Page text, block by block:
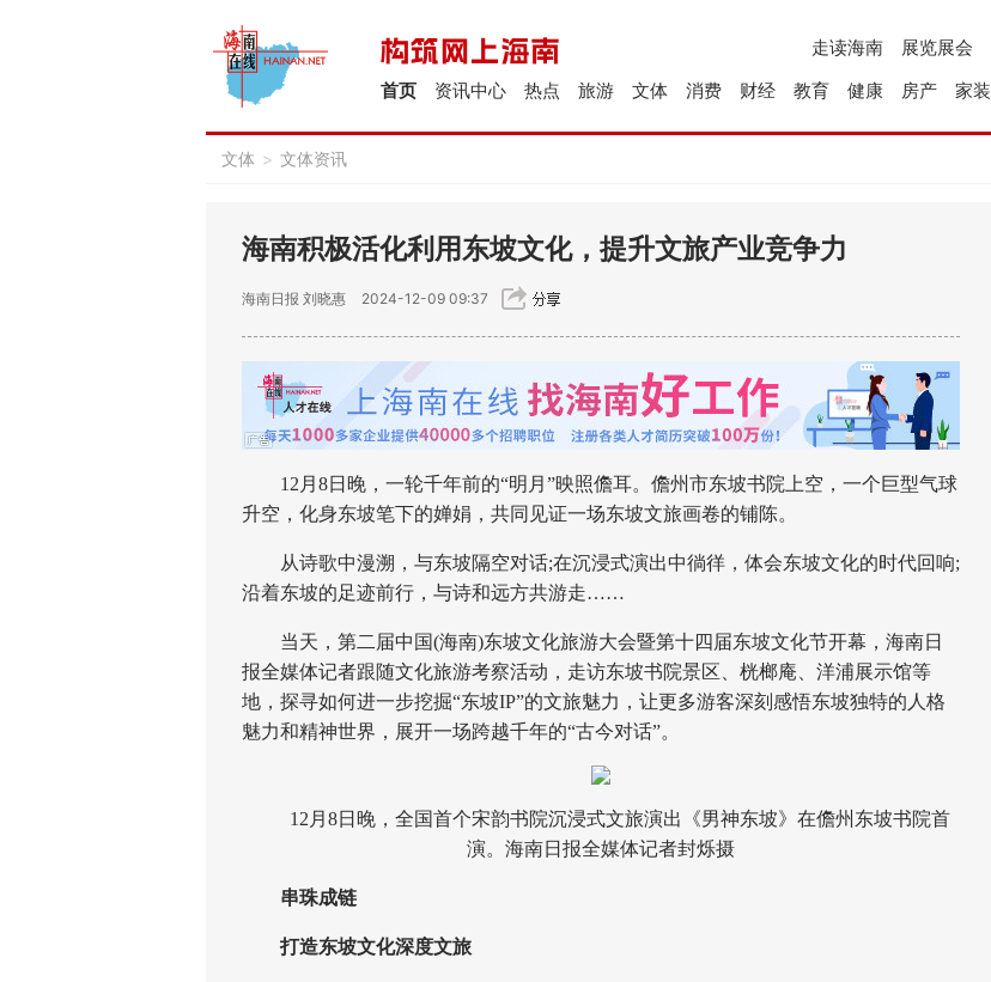
展览展会
走读海南
家装
房产
健康
教育
财经
消费
文体
旅游
热点
资讯中心
首页
文体 > 文体资讯
海南积极活化利用东坡文化，提升文旅产业竞争力
海南日报 刘晓惠 2024-12-09 09:37
12月8日晚，一轮千年前的“明月”映照儋耳。儋州市东坡书院上空，一个巨型气球
升空，化身东坡笔下的婵娟，共同见证一场东坡文旅画卷的铺陈。
从诗歌中漫溯，与东坡隔空对话;在沉浸式演出中徜徉，体会东坡文化的时代回响;
沿着东坡的足迹前行，与诗和远方共游走……
当天，第二届中国(海南)东坡文化旅游大会暨第十四届东坡文化节开幕，海南日
报全媒体记者跟随文化旅游考察活动，走访东坡书院景区、桄榔庵、洋浦展示馆等
地，探寻如何进一步挖掘“东坡IP”的文旅魅力，让更多游客深刻感悟东坡独特的人格
魅力和精神世界，展开一场跨越千年的“古今对话”。
12月8日晚，全国首个宋韵书院沉浸式文旅演出《男神东坡》在儋州东坡书院首
演。海南日报全媒体记者封烁摄
串珠成链
打造东坡文化深度文旅